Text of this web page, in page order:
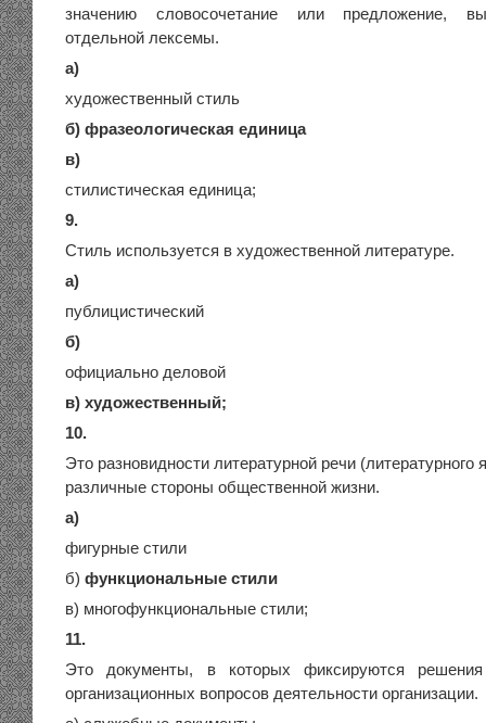
значению словосочетание или предложение,
отдельной лексемы.
а)
художественный стиль
б) фразеологическая единица
в)
стилистическая единица;
9.
Стиль используется в художественной литературе.
а)
публицистический
б)
официально деловой
в) художественный;
10.
Это разновидности литературной речи
различные стороны общественной жизни.
а)
фигурные стили
б) функциональные стили
в) многофункциональные стили;
11.
Это документы, в которых фиксируются
организационных вопросов деятельности организации.